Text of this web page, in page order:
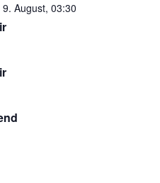
9. August, 03:30